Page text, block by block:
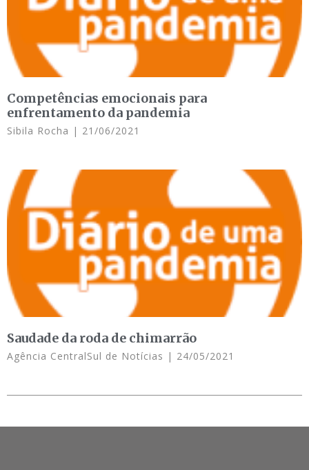
Competências emocionais para
enfrentamento da pandemia
Sibila Rocha 21/06/2021
Saudade da roda de chimarrão
Agência CentralSul de Notícias 24/05/2021